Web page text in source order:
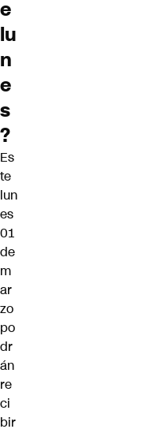
e
lu
n
e
s
?
Es
te
lun
es
01
de
m
ar
zo
po
dr
án
re
ci
bir